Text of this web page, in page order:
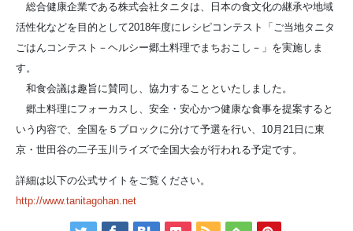
総合健康企業である株式会社タニタは、日本の食文化の継承や地域
活性化などを目的として2018年度にレシピコンテスト「ご当地タニタ
ごはんコンテスト－ヘルシー郷土料理でまちおこし－」を実施しま
す。
和食会議は趣旨に賛同し、協力することといたしました。
郷土料理にフォーカスし、安全・安心かつ健康な食事を提案すると
いう内容で、全国を５ブロックに分けて予選を行い、10月21日に東
京・世田谷の二子玉川ライズで全国大会が行われる予定です。
詳細は以下の公式サイトをご覧ください。
http://www.tanitagohan.net